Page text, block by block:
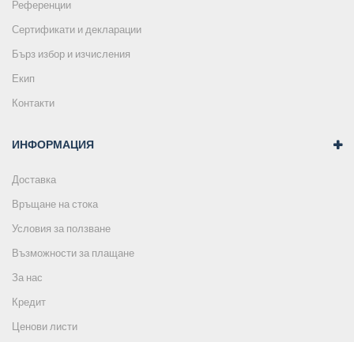
Референции
Сертификати и декларации
Бърз избор и изчисления
Екип
Контакти
ИНФОРМАЦИЯ
Доставка
Връщане на стока
Условия за ползване
Възможности за плащане
За нас
Кредит
Ценови листи